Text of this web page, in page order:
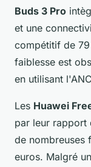
Buds 3 Pro
et une
compétitif de
faiblesse est
en utilisant
Les Huawei
par leur rapport
de nombreuses
euros. Malgré